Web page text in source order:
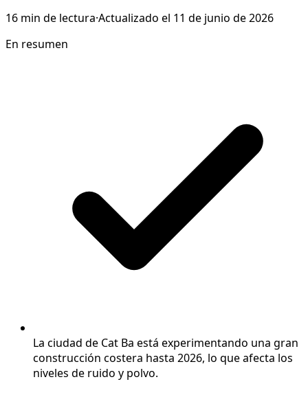
16 min de lectura·Actualizado el 11 de junio de 2026
En resumen
La ciudad de Cat Ba está experimentando una gran
construcción costera hasta 2026, lo que afecta los
niveles de ruido y polvo.